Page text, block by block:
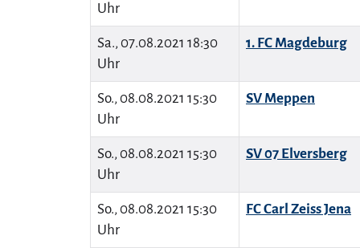
Uhr
Sa., 07.08.2021 18:30
Uhr
1. FC Magdeburg
So., 08.08.2021 15:30
Uhr
SV Meppen
So., 08.08.2021 15:30
Uhr
SV 07 Elversberg
So., 08.08.2021 15:30
Uhr
FC Carl Zeiss Jena